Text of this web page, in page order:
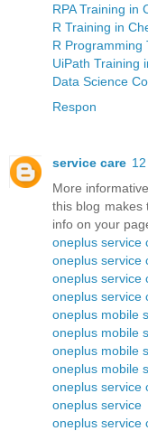
RPA Training in
R Training in
R Programming
UiPath Training
Data Science
Respon
service care
More
this blog makes
info on your
oneplus service
oneplus service
oneplus service
oneplus service
oneplus mobile
oneplus mobile
oneplus mobile
oneplus mobile
oneplus service
oneplus service
oneplus service